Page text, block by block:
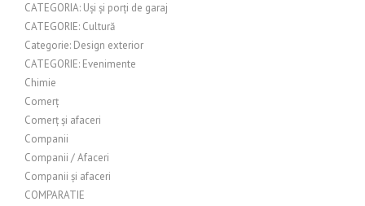
CATEGORIA: Uși și porți de garaj
CATEGORIE: Cultură
Categorie: Design exterior
CATEGORIE: Evenimente
Chimie
Comerț
Comerț și afaceri
Companii
Companii / Afaceri
Companii și afaceri
COMPARATIE